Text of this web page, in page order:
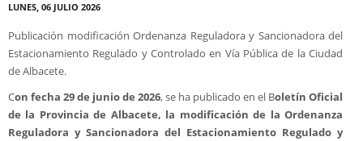
LUNES, 06 JULIO 2026
Publicación modificación Ordenanza Reguladora y Sancionadora del
Estacionamiento Regulado y Controlado en Vía Pública de la Ciudad
de Albacete.
Con fecha 29 de junio de 2026, se ha publicado en el Boletín Oficial
de la Provincia de Albacete, la modificación de la Ordenanza
Reguladora y Sancionadora del Estacionamiento Regulado y